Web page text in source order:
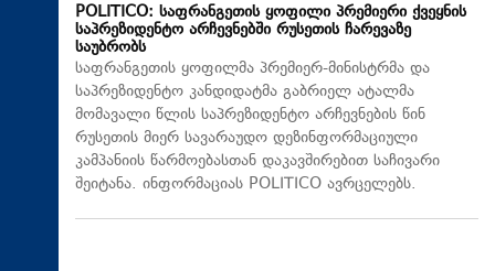
POLITICO: საფრანგეთის ყოფილი პრემიერი ქვეყნის
საპრეზიდენტო არჩევნებში რუსეთის ჩარევაზე
საუბრობს
საფრანგეთის ყოფილმა პრემიერ-მინისტრმა და
საპრეზიდენტო კანდიდატმა გაბრიელ ატალმა
მომავალი წლის საპრეზიდენტო არჩევნების წინ
რუსეთის მიერ სავარაუდო დეზინფორმაციული
კამპანიის წარმოებასთან დაკავშირებით საჩივარი
შეიტანა. ინფორმაციას POLITICO ავრცელებს.